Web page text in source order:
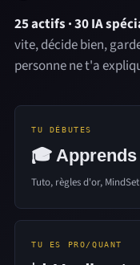
25 actifs · 30 IA
vite, décide bien,
personne ne t'a
TU DÉBUTES
🎓
Tuto, règles d'or,
TU ES PRO/QUANT